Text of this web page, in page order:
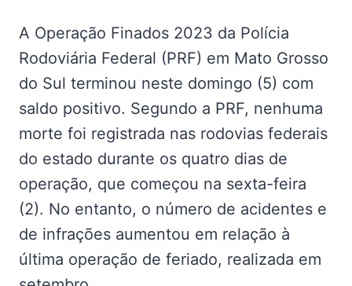
A Operação Finados 2023 da Polícia
Rodoviária Federal (PRF) em Mato Grosso
do Sul terminou neste domingo (5) com
saldo positivo. Segundo a PRF, nenhuma
morte foi registrada nas rodovias federais
do estado durante os quatro dias de
operação, que começou na sexta-feira
(2). No entanto, o número de acidentes e
de infrações aumentou em relação à
última operação de feriado, realizada em